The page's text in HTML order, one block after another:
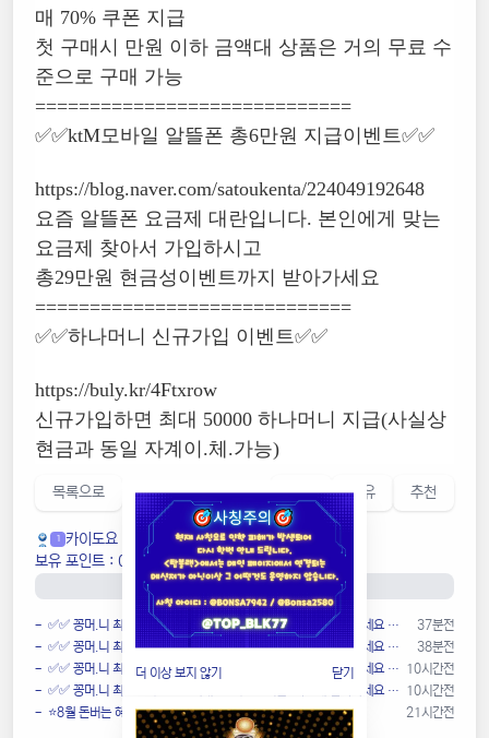
매 70% 쿠폰 지급
첫 구매시 만원 이하 금액대 상품은 거의 무료 수
준으로 구매 가능
=============================
✅✅ktM모바일 알뜰폰 총6만원 지급이벤트✅✅
https://blog.naver.com/satoukenta/224049192648
요즘 알뜰폰 요금제 대란입니다. 본인에게 맞는
요금제 찾아서 가입하시고
총29만원 현금성이벤트까지 받아가세요
=============================
✅✅하나머니 신규가입 이벤트✅✅
https://buly.kr/4Ftxrow
신규가입하면 최대 50000 하나머니 지급(사실상
현금과 동일 자계이.체.가능)
목록으로 저장 공유 추천
1 카이도요
보유 포인트 : 0P
0P/ 1,000P (0.0 %)
- ✅✅ 꽁머.니 최소 30,000 ~최대 200,000지급! 빠르게 받아가세요 ✅✅
37분전
- ✅✅ 꽁머.니 최소 30,000 ~최대 200,000지급! 빠르게 받아가세요 ✅✅
38분전
- ✅✅ 꽁머.니 최소 30,000 ~최대 200,000지급! 빠르게 받아가세요 ✅✅
10시간전
- ✅✅ 꽁머.니 최소 30,000 ~최대 200,000지급! 빠르게 받아가세요 ✅✅
10시간전
- ⭐️8월 돈버는 혜택 모아왔어요❤️
21시간전
더 이상 보지 않기 닫기